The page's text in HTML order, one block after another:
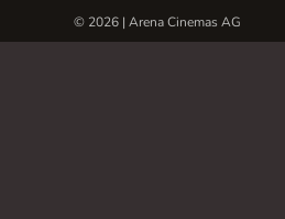
© 2026 | Arena Cinemas AG